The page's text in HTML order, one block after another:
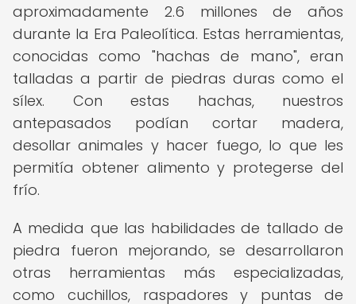
aproximadamente 2.6 millones de años
durante la Era Paleolítica. Estas herramientas,
conocidas como "hachas de mano", eran
talladas a partir de piedras duras como el
sílex. Con estas hachas, nuestros
antepasados podían cortar madera,
desollar animales y hacer fuego, lo que les
permitía obtener alimento y protegerse del
frío.
A medida que las habilidades de tallado de
piedra fueron mejorando, se desarrollaron
otras herramientas más especializadas,
como cuchillos, raspadores y puntas de